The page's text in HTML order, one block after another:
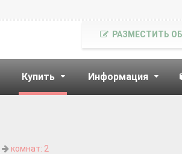
Купить Информация
РАЗМЕСТИТЬ
комнат: 2